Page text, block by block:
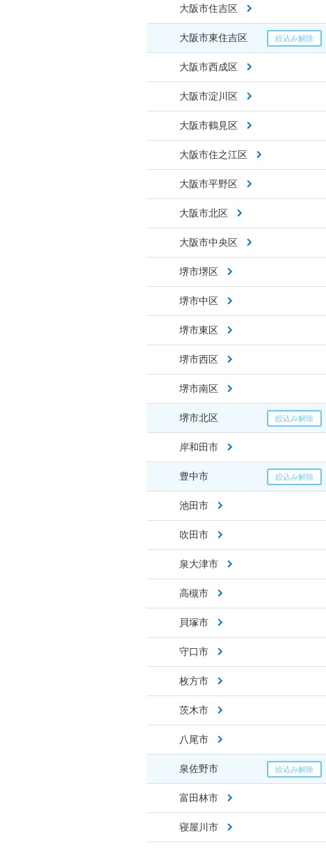
大阪市住吉区
大阪市東住吉区
大阪市西成区
大阪市淀川区
大阪市鶴見区
大阪市住之江区
大阪市平野区
大阪市北区
大阪市中央区
堺市堺区
堺市中区
堺市東区
堺市西区
堺市南区
堺市北区
岸和田市
豊中市
池田市
吹田市
泉大津市
高槻市
貝塚市
守口市
枚方市
茨木市
八尾市
泉佐野市
富田林市
寝屋川市